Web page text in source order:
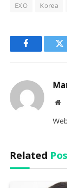
EXO Korea
Facebook
Related